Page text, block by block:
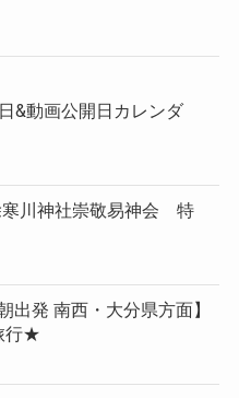
&動画公開日カレンダ
寒川神社崇敬易神会 特
出発 南西・大分県方面】
行★